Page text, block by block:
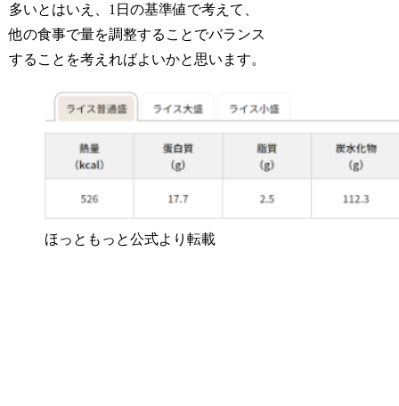
多いとはいえ、1日の基準値で考えて、
他の食事で量を調整することでバランス
することを考えればよいかと思います。
ほっともっと公式より転載